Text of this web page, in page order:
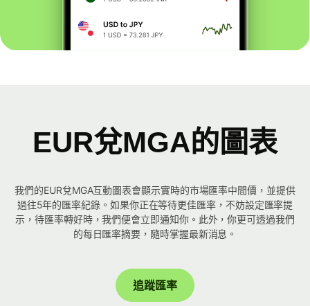
EUR兌MGA的圖表
我們的EUR兌MGA互動圖表會顯示實時的市場匯率中間價，並提供
過往5年的匯率紀錄。如果你正在等待更佳匯率，不妨設定匯率提
示，待匯率轉好時，我們便會立即通知你。此外，你更可透過我們
的每日匯率摘要，隨時掌握最新消息。
追蹤匯率